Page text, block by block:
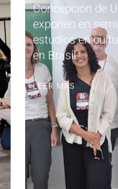
Concepción de
exponen en
estudios en
en Brasil
LEER MÁS